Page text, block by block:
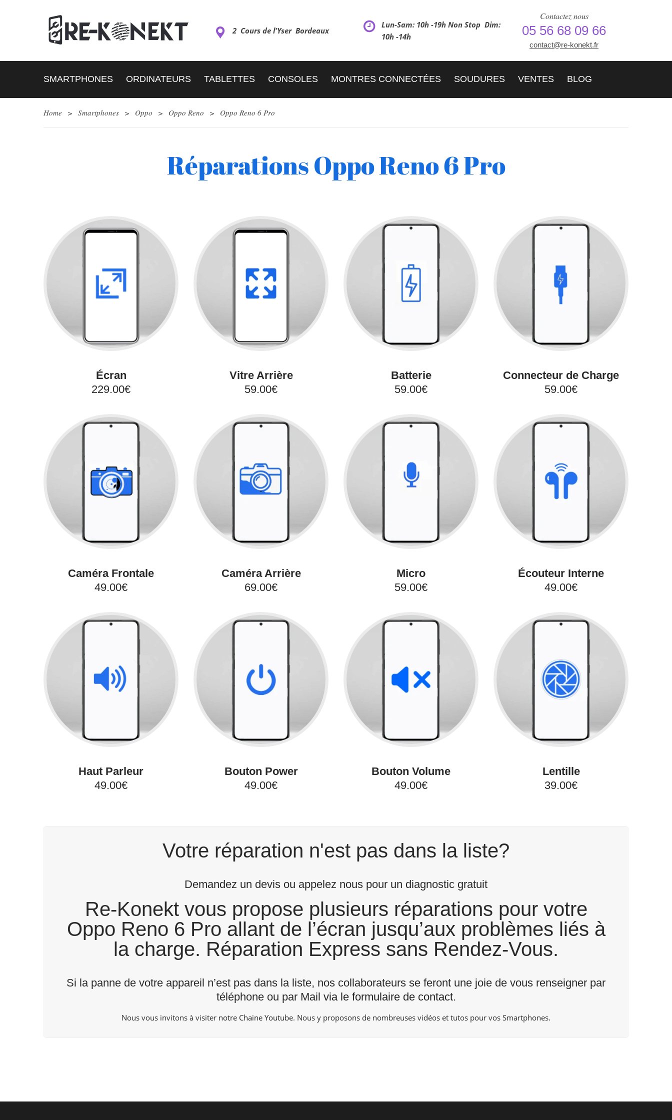
2 Cours de l'Yser Bordeaux
Lun-Sam: 10h -19h Non Stop Dim:
10h -14h
Contactez nous
05 56 68 09 66
contact@re-konekt.fr
SMARTPHONES ORDINATEURS TABLETTES CONSOLES MONTRES CONNECTÉES SOUDURES VENTES BLOG
Home > Smartphones > Oppo > Oppo Reno > Oppo Reno 6 Pro
Réparations Oppo Reno 6 Pro
Écran
229.00€
Vitre Arrière
59.00€
Batterie
59.00€
Connecteur de Charge
59.00€
Caméra Frontale
49.00€
Caméra Arrière
69.00€
Micro
59.00€
Écouteur Interne
49.00€
Haut Parleur
49.00€
Bouton Power
49.00€
Bouton Volume
49.00€
Lentille
39.00€
Votre réparation n'est pas dans la liste?
Demandez un devis ou appelez nous pour un diagnostic gratuit
Re-Konekt vous propose plusieurs réparations pour votre
Oppo Reno 6 Pro allant de l’écran jusqu’aux problèmes liés à
la charge. Réparation Express sans Rendez-Vous.
Si la panne de votre appareil n’est pas dans la liste, nos collaborateurs se feront une joie de vous renseigner par
téléphone ou par Mail via le formulaire de contact.
Nous vous invitons à visiter notre Chaine Youtube. Nous y proposons de nombreuses vidéos et tutos pour vos Smartphones.